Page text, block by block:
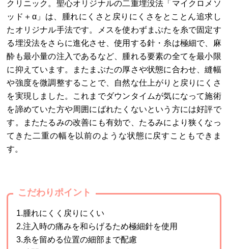
クリニック。聖心オリジナルの二重埋没法「マイクロメソ
ッド＋α」は、腫れにくさと戻りにくさをとことん追求し
たオリジナル手法です。メスを使わずまぶたを糸で固定す
る埋没法をさらに進化させ、使用する針・糸は極細で、麻
酔も最小量の注入であるなど、腫れる要素の全てを最小限
に抑えています。またまぶたの厚さや状態に合わせ、縫幅
や強度を微調整することで、自然な仕上がりと戻りにくさ
を実現しました。これまでダウンタイムが気になって施術
を諦めていた方や周囲にばれたくないという方には好評で
す。またたるみの改善にも有効で、たるみにより狭くなっ
てきた二重の幅を以前のような状態に戻すこともできま
す。
こだわりポイント
1.腫れにくく戻りにくい
2.注入時の痛みを和らげるため極細針を使用
3.糸を留める位置の細部まで配慮